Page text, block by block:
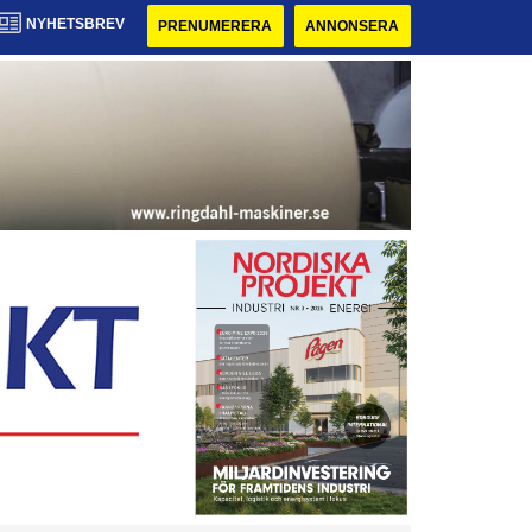
NYHETSBREV PRENUMERERA ANNONSERA